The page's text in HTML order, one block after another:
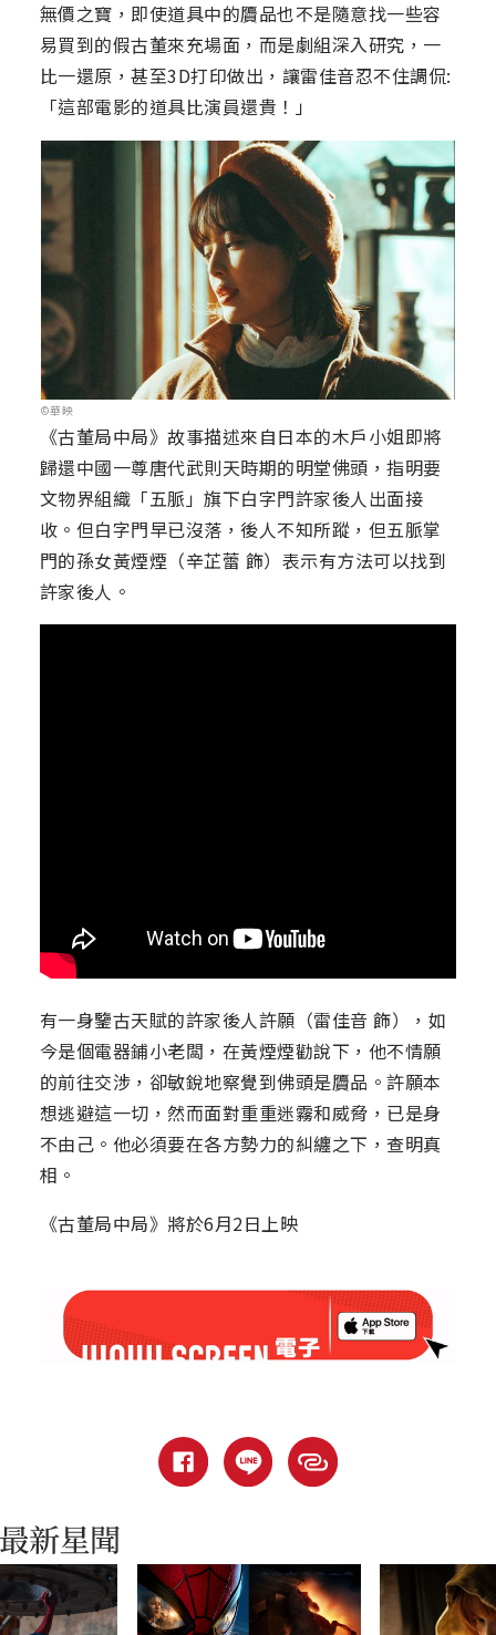
無價之寶，即使道具中的贗品也不是隨意找一些容
易買到的假古董來充場面，而是劇組深入研究，一
比一還原，甚至3D打印做出，讓雷佳音忍不住調侃:
「這部電影的道具比演員還貴！」
©華映
《古董局中局》故事描述來自日本的木戶小姐即將
歸還中國一尊唐代武則天時期的明堂佛頭，指明要
文物界組織「五脈」旗下白字門許家後人出面接
收。但白字門早已沒落，後人不知所蹤，但五脈掌
門的孫女黃煙煙（辛芷蕾 飾）表示有方法可以找到
許家後人。
有一身鑒古天賦的許家後人許願（雷佳音 飾），如
今是個電器鋪小老闆，在黃煙煙勸說下，他不情願
的前往交涉，卻敏銳地察覺到佛頭是贗品。許願本
想逃避這一切，然而面對重重迷霧和威脅，已是身
不由己。他必須要在各方勢力的糾纏之下，查明真
相。
《古董局中局》將於6月2日上映